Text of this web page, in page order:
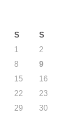
S
S
1
2
8
9
15
16
22
23
29
30